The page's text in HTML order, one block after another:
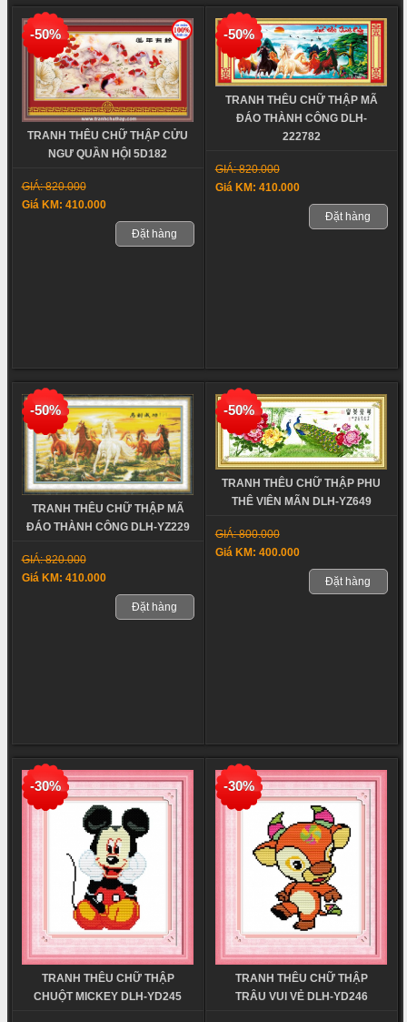
-50%
TRANH THÊU CHỮ THẬP CỬU
NGƯ QUẦN HỘI 5D182
GIÁ: 820.000
Giá KM: 410.000
Đặt hàng
-50%
TRANH THÊU CHỮ THẬP MÃ
ĐÁO THÀNH CÔNG DLH-
222782
GIÁ: 820.000
Giá KM: 410.000
Đặt hàng
-50%
TRANH THÊU CHỮ THẬP MÃ
ĐÁO THÀNH CÔNG DLH-YZ229
GIÁ: 820.000
Giá KM: 410.000
Đặt hàng
-50%
TRANH THÊU CHỮ THẬP PHU
THÊ VIÊN MÃN DLH-YZ649
GIÁ: 800.000
Giá KM: 400.000
Đặt hàng
-30%
TRANH THÊU CHỮ THẬP
CHUỘT MICKEY DLH-YD245
-30%
TRANH THÊU CHỮ THẬP
TRÂU VUI VẺ DLH-YD246